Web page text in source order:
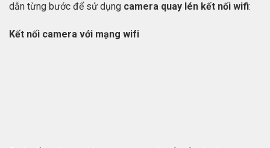
dẫn từng bước để sử dụng camera quay lén kết nối wifi:
Kết nối camera với mạng wifi